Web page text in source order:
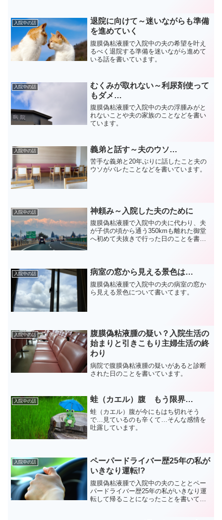
入院中の話
退院に向けて～迷いながらも準備
を進めていく
腹膜偽粘液腫で入院中の夫の希望を叶え
るべく退院する準備を迷いながら進めて
いる話を書いています。
入院中の話
むくみが取れない～利尿剤使って
もダメ…
腹膜偽粘液腫で入院中の夫の浮腫みがと
れないことや夫の家族のことなどを書い
ています。
入院中の話 義弟と話す～夫のウソ…
苦手な義弟と20年ぶりに話したこと夫の
ウソがバレたことなどを書いています。
入院中の話 神頼み～入院した夫のために
腹膜偽粘液腫で入院中の夫に代わり、夫
が子供の頃から通う350kmも離れた御堂
へ初めて夫抜きで行った日のことを書い
入院中の話 病室の窓から見える景色は…
腹膜偽粘液腫で入院中の夫の病室の窓か
ら見える景色について書いてます。
入院中の話
腹膜偽粘液腫の疑い？入院生活の
始まりと引きこもり主婦生活の終
わり
病院で腹膜偽粘液腫の疑いがあると診断
された日のことを書いています。
入院中の話 蛙（カエル）腹 もう限界…
蛙（カエル）腹が今にもはち切れそう
で…見ているのも辛くて…そんな感情を
吐露しています。
入院中の話
ペーパードライバー歴25年の私が
いきなり運転!?
腹膜偽粘液腫で入院中の夫のこととペー
パードライバー歴25年の私がいきなり運
転して帰ることになったことを書いてい